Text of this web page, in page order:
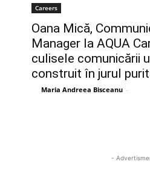
Careers
Oana Mică,
Manager la AQUA
culisele comunicării
construit în jurul
Maria Andreea Bisceanu -
-